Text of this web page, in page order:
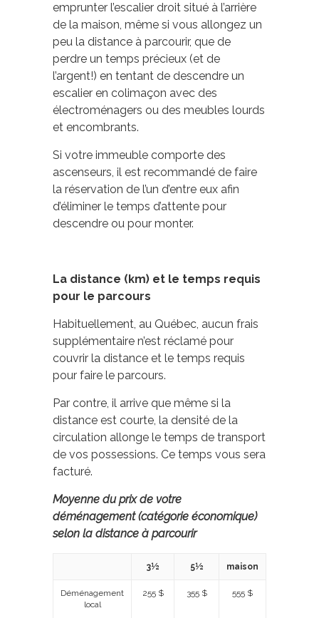
emprunter l’escalier droit situé à l’arrière
de la maison, même si vous allongez un
peu la distance à parcourir, que de
perdre un temps précieux (et de
l’argent!) en tentant de descendre un
escalier en colimaçon avec des
électroménagers ou des meubles lourds
et encombrants.
Si votre immeuble comporte des
ascenseurs, il est recommandé de faire
la réservation de l’un d’entre eux afin
d’éliminer le temps d’attente pour
descendre ou pour monter.
La distance (km) et le temps requis
pour le parcours
Habituellement, au Québec, aucun frais
supplémentaire n’est réclamé pour
couvrir la distance et le temps requis
pour faire le parcours.
Par contre, il arrive que même si la
distance est courte, la densité de la
circulation allonge le temps de transport
de vos possessions. Ce temps vous sera
facturé.
Moyenne du prix de votre
déménagement (catégorie économique)
selon la distance à parcourir
3½ 5½ maison
Déménagement
local
255 $ 355 $ 555 $